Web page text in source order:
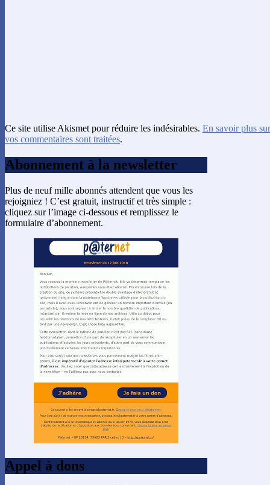
Ce site utilise Akismet pour réduire les indésirables. En savoir plus
vos commentaires sont traitées.
Abonnement à la newsletter
Plus de neuf mille abonnés attendent que vous les
rejoigniez ! C’est gratuit, instructif et très simple :
cliquez sur l’image ci-dessous et remplissez le
formulaire d’abonnement.
Appel à dons